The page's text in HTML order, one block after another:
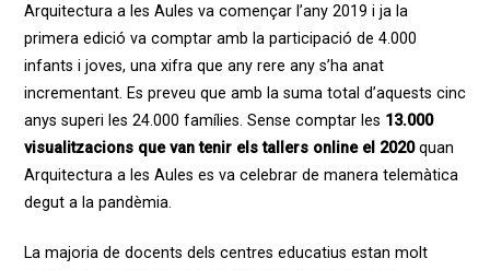
Arquitectura a les Aules va començar l’any 2019 i ja la
primera edició va comptar amb la participació de 4.000
infants i joves, una xifra que any rere any s’ha anat
incrementant. Es preveu que amb la suma total d’aquests cinc
anys superi les 24.000 famílies. Sense comptar les 13.000
visualitzacions que van tenir els tallers online el 2020quan
Arquitectura a les Aules es va celebrar de manera telemàtica
degut a la pandèmia.
La majoria de docents dels centres educatius estan molt